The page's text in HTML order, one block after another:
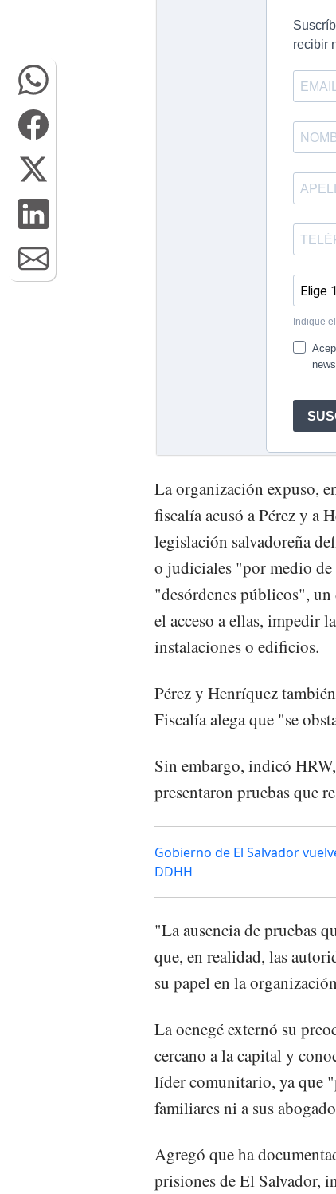
La organización expuso,
fiscalía acusó a Pérez y a
legislación salvadoreña
o judiciales "por medio
"desórdenes públicos",
el acceso a ellas, impedir
instalaciones o edificios.
Pérez y Henríquez
Fiscalía alega que "se
Sin embargo, indicó
presentaron pruebas que
Gobierno de El Salvador
DDHH
"La ausencia de pruebas
que, en realidad, las
su papel en la
La oenegé externó su
cercano a la capital y
líder comunitario, ya que
familiares ni a sus
Agregó que ha
prisiones de El Salvador,